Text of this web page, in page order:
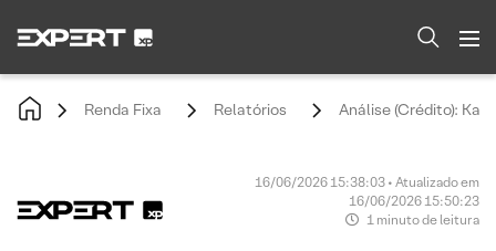
Renda Fixa Relatórios Análise (Crédito):
16/06/2026 15:38:03 • Atualizado em
16/06/2026 15:50:23
1 minuto de leitura